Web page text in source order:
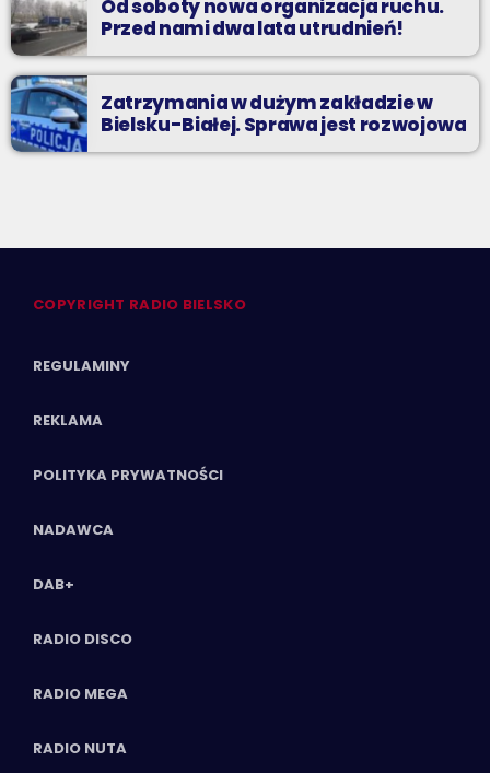
Od soboty nowa organizacja ruchu.
Przed nami dwa lata utrudnień!
Zatrzymania w dużym zakładzie w
Bielsku-Białej. Sprawa jest rozwojowa
COPYRIGHT RADIO BIELSKO
REGULAMINY
REKLAMA
POLITYKA PRYWATNOŚCI
NADAWCA
DAB+
RADIO DISCO
RADIO MEGA
RADIO NUTA